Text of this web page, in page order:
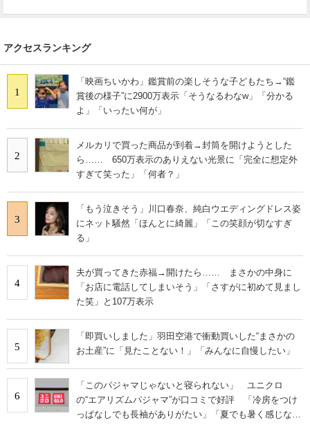
アクセスランキング
1
「映画ちいかわ」鑑賞前の楽しそうな子どもたち→“鑑
賞後の様子”に2900万表示「そうなるわなw」「分かる
よ」「いったい何が」
2
メルカリで買った商品が到着→封筒を開けようとした
ら…… 650万表示のありえない光景に「完全に想定外
すぎて笑った」「何者？」
3
「もう泣きそう」川口春奈、純白ウエディングドレス姿
にネット騒然「ほんとに綺麗」「この笑顔が切なすぎ
る」
4
夫が買ってきた赤福→開けたら…… まさかの中身に
「お店に電話してしまいそう」「さすがに初めて見まし
た笑」と107万表示
5
「即買いしました」羽田空港で衝動買いした“まさかの
お土産”に「見たことない！」「みんなに自慢したい」
6
「このパジャマじゃないと寝られない」 ユニクロ
の“エアリズムパジャマ”が口コミで好評 「冷房をつけ
っぱなしでも長袖がありがたい」「夏でも暑く感じな